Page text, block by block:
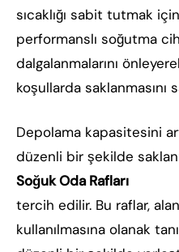
sıcaklığı sabit tutmak
performanslı soğutma
dalgalanmalarını
koşullarda saklanmasını
Depolama kapasitesini
düzenli bir şekilde
Soğuk Oda Rafları
tercih edilir. Bu raflar,
kullanılmasına olanak